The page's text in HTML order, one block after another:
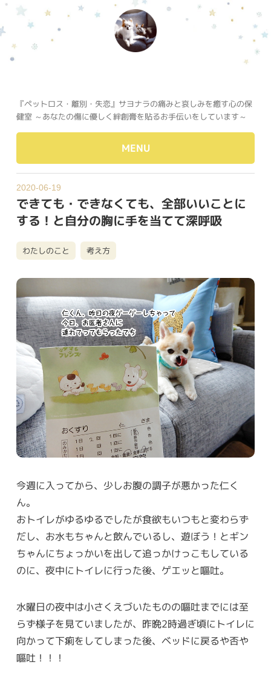
『ペットロス・離別・失恋』サヨナラの痛みと哀しみを癒す心の保
健室 ～あなたの傷に優しく絆創膏を貼るお手伝いをしています～
MENU
2020-06-19
できても・できなくても、全部いいことに
する！と自分の胸に手を当てて深呼吸
わたしのこと 考え方
今週に入ってから、少しお腹の調子が悪かった仁く
ん。
おトイレがゆるゆるでしたが食欲もいつもと変わらず
だし、お水もちゃんと飲んでいるし、遊ぼう！とギン
ちゃんにちょっかいを出して追っかけっこもしている
のに、夜中にトイレに行った後、ゲエッと嘔吐。
水曜日の夜中は小さくえづいたものの嘔吐までには至
らず様子を見ていましたが、昨晩2時過ぎ頃にトイレに
向かって下痢をしてしまった後、ベッドに戻るや否や
嘔吐！！！